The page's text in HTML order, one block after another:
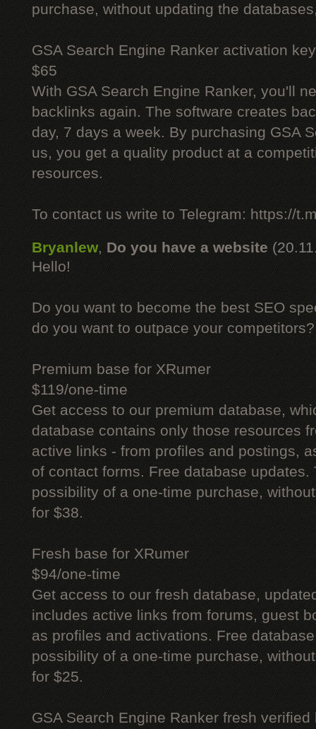
purchase, without updating the
GSA Search Engine Ranker activation key
$65
With GSA Search Engine Ranker, you'll
backlinks again. The software creates
day, 7 days a week. By purchasing GSA
us, you get a quality product at a
resources.
To contact us write to Telegram: https://
Bryanlew, Do you have a website
Hello!
Do you want to become the best SEO
do you want to outpace your competitors?
Premium base for XRumer
$119/one-time
Get access to our premium database,
database contains only those resources
active links - from profiles and postings,
of contact forms. Free database updates.
possibility of a one-time purchase,
for $38.
Fresh base for XRumer
$94/one-time
Get access to our fresh database,
includes active links from forums, guest
as profiles and activations. Free
possibility of a one-time purchase,
for $25.
GSA Search Engine Ranker fresh verified